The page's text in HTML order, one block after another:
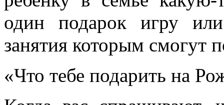
один подарок игру
занятия которым смогут
«Что тебе подарить на